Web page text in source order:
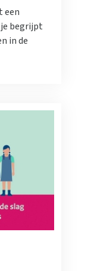
een
begrijpt
in de